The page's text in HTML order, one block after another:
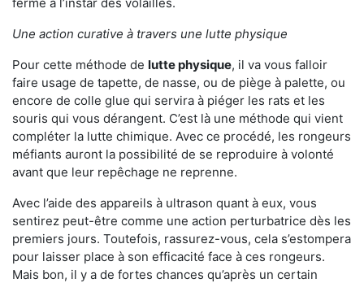
Une action curative à travers une lutte physique
Pour cette méthode de lutte physique, il va vous falloir
faire usage de tapette, de nasse, ou de piège à palette, ou
encore de colle glue qui servira à piéger les rats et les
souris qui vous dérangent. C’est là une méthode qui vient
compléter la lutte chimique. Avec ce procédé, les rongeurs
méfiants auront la possibilité de se reproduire à volonté
avant que leur repêchage ne reprenne.
Avec l’aide des appareils à ultrason quant à eux, vous
sentirez peut-être comme une action perturbatrice dès les
premiers jours. Toutefois, rassurez-vous, cela s’estompera
pour laisser place à son efficacité face à ces rongeurs.
Mais bon, il y a de fortes chances qu’après un certain